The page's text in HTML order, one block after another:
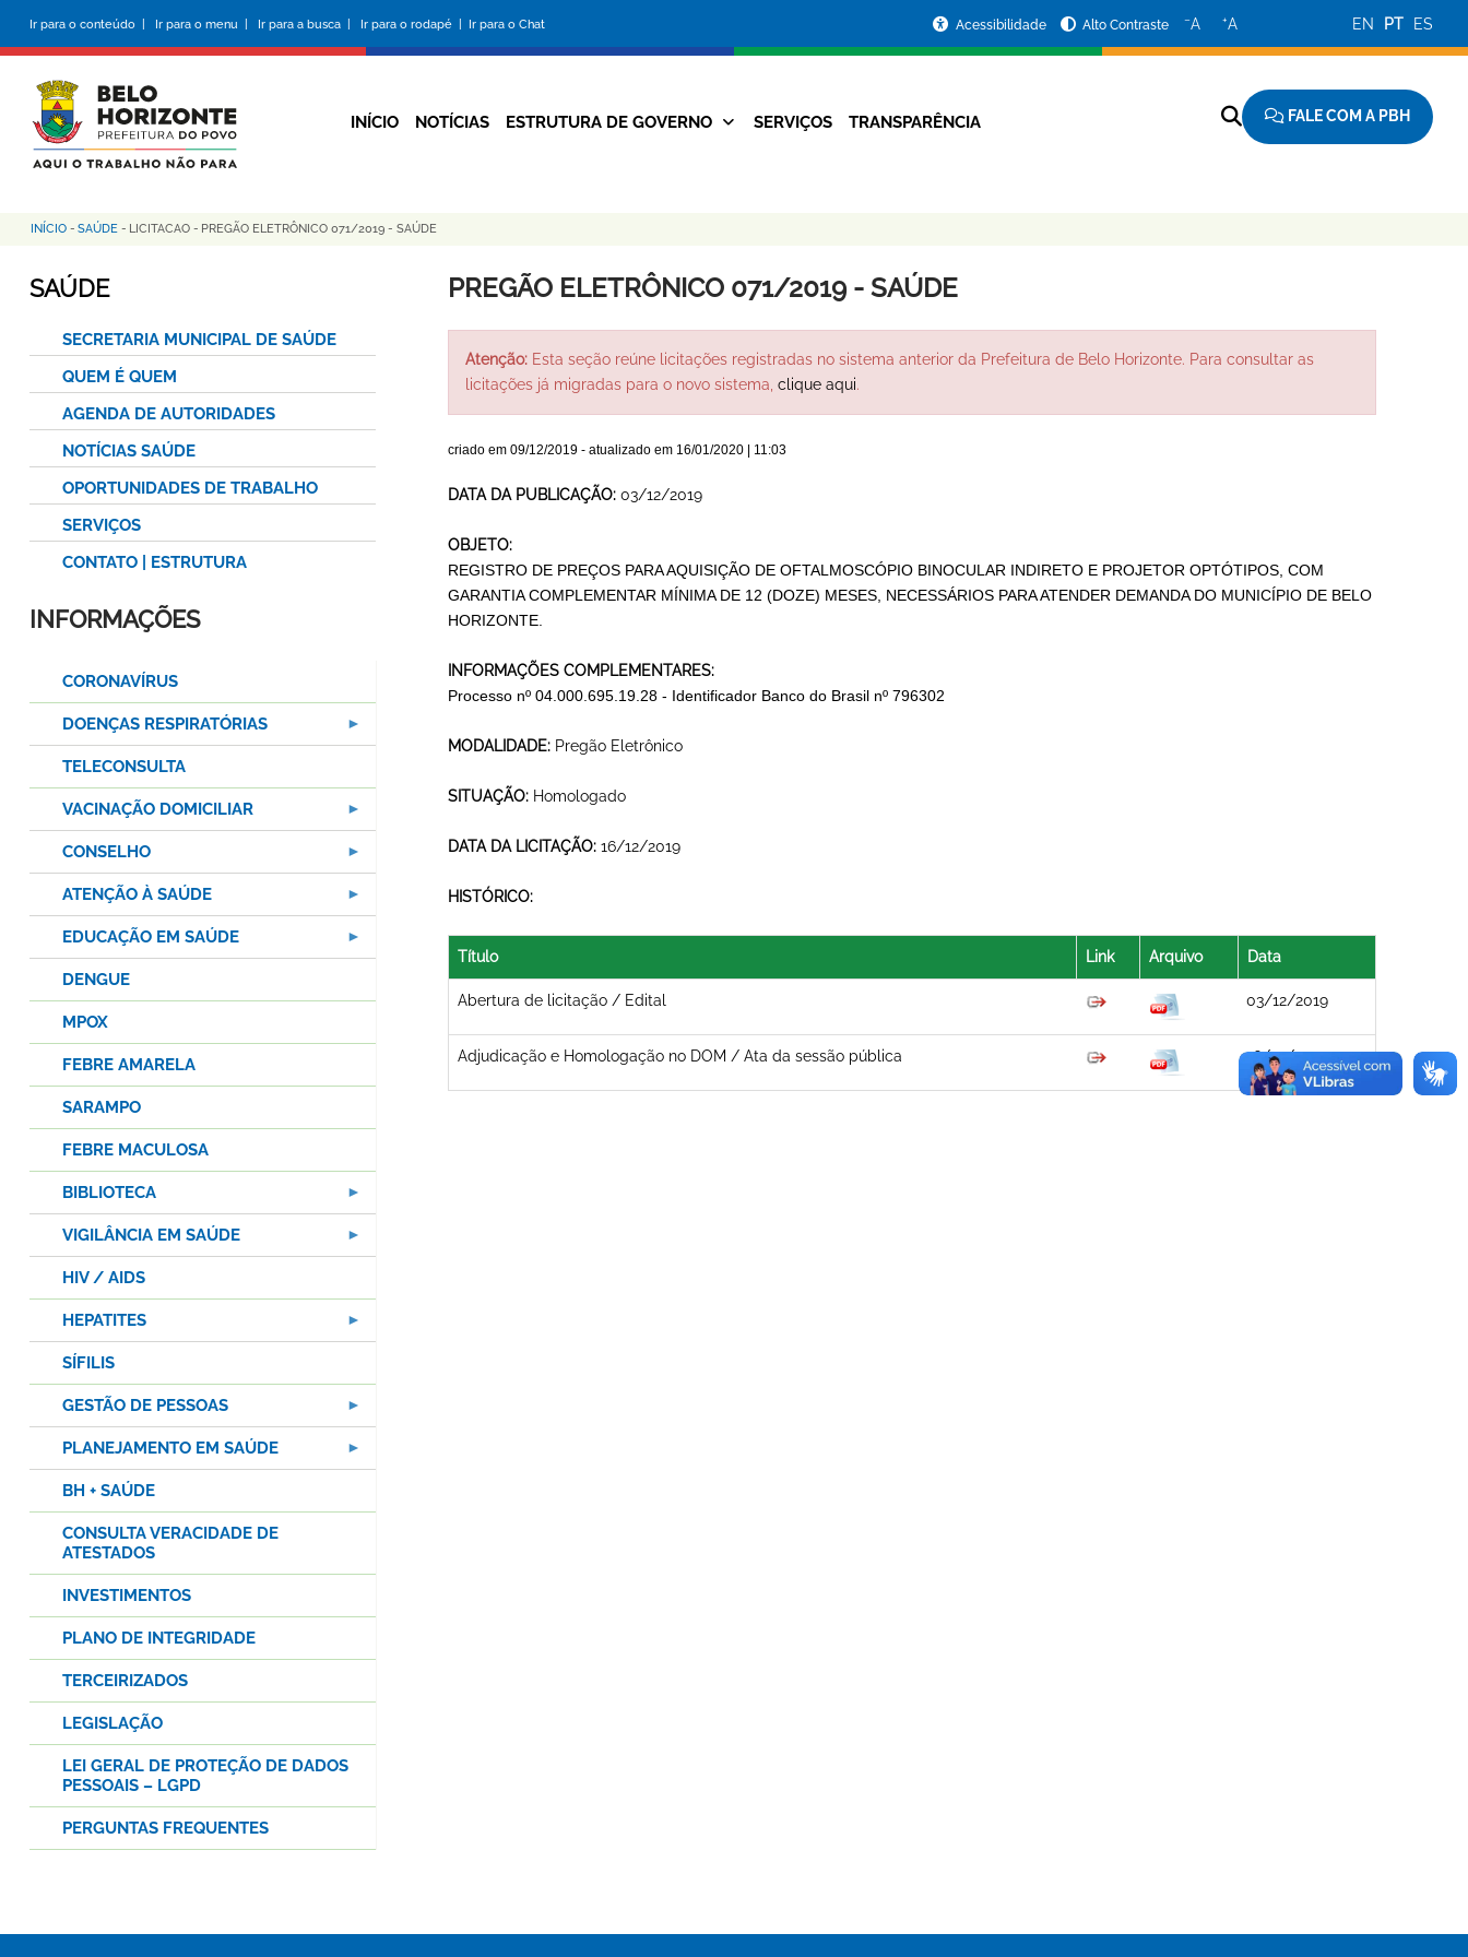
conteúdo
principal
Ir para o conteúdo | Ir para o menu | Ir para a busca | Ir para o rodapé | Ir para o Chat
da
Prefeitura
Acessibilidade Alto Contraste −A +A EN PT ES
Navegação
INÍCIO NOTÍCIAS ESTRUTURA DE GOVERNO SERVIÇOS TRANSPARÊNCIA FALE COM A PBH
Trilha
de
INÍCIO - SAÚDE - LICITACAO - PREGÃO ELETRÔNICO 071/2019 - SAÚDE
PREGÃO ELETRÔNICO 071/2019 - SAÚDE
Atenção:Esta seção reúne licitações registradas no sistema anterior da Prefeitura de Belo Horizonte. Para consultar as
licitações já migradas para o novo sistema, clique aqui.
criado em 09/12/2019- atualizado em 16/01/2020 | 11:03
DATA DA PUBLICAÇÃO: 03/12/2019
OBJETO:
REGISTRO DE PREÇOS PARA AQUISIÇÃO DE OFTALMOSCÓPIO BINOCULAR INDIRETO E PROJETOR OPTÓTIPOS, COM
GARANTIA COMPLEMENTAR MÍNIMA DE 12 (DOZE) MESES, NECESSÁRIOS PARA ATENDER DEMANDA DO MUNICÍPIO DE BELO
HORIZONTE.
INFORMAÇÕES COMPLEMENTARES:
Processo nº 04.000.695.19.28 - Identificador Banco do Brasil nº 796302
MODALIDADE: Pregão Eletrônico
SITUAÇÃO: Homologado
DATA DA LICITAÇÃO: 16/12/2019
HISTÓRICO:
Título Link Arquivo Data
Abertura de licitação / Edital 03/12/2019
Adjudicação e Homologação no DOM / Ata da sessão pública 16/01/2020
SAÚDE
SECRETARIA MUNICIPAL DE SAÚDE
QUEM É QUEM
AGENDA DE AUTORIDADES
NOTÍCIAS SAÚDE
OPORTUNIDADES DE TRABALHO
SERVIÇOS
CONTATO | ESTRUTURA
INFORMAÇÕES
CORONAVÍRUS
DOENÇAS RESPIRATÓRIAS
TELECONSULTA
VACINAÇÃO DOMICILIAR
CONSELHO
ATENÇÃO À SAÚDE
EDUCAÇÃO EM SAÚDE
DENGUE
MPOX
FEBRE AMARELA
SARAMPO
FEBRE MACULOSA
BIBLIOTECA
VIGILÂNCIA EM SAÚDE
HIV / AIDS
HEPATITES
SÍFILIS
GESTÃO DE PESSOAS
PLANEJAMENTO EM SAÚDE
BH + SAÚDE
CONSULTA VERACIDADE DE
ATESTADOS
INVESTIMENTOS
PLANO DE INTEGRIDADE
TERCEIRIZADOS
LEGISLAÇÃO
LEI GERAL DE PROTEÇÃO DE DADOS
PESSOAIS – LGPD
PERGUNTAS FREQUENTES